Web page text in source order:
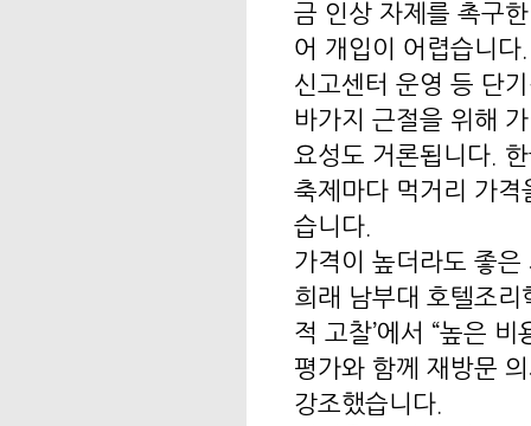
금 인상 자제를 촉구
어 개입이 어렵습니
신고센터 운영 등 단
바가지 근절을 위해
요성도 거론됩니다.
축제마다 먹거리 가
습니다.
가격이 높더라도 좋
희래 남부대 호텔조리
적 고찰’에서 “높은
평가와 함께 재방문
강조했습니다.